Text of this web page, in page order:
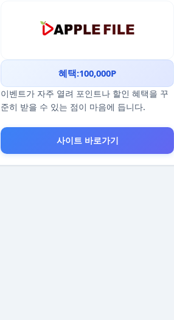
혜택:100,000P
이벤트가 자주 열려 포인트나 할인 혜택을 꾸
준히 받을 수 있는 점이 마음에 듭니다.
사이트 바로가기